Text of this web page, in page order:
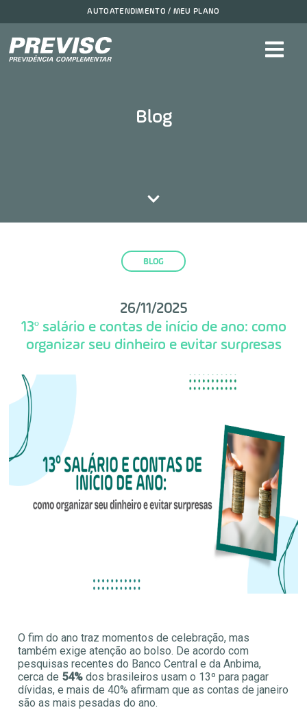
AUTOATENDIMENTO / MEU PLANO
Blog
BLOG
26/11/2025
13º salário e contas de início de ano: como
organizar seu dinheiro e evitar surpresas
O fim do ano traz momentos de celebração, mas
também exige atenção ao bolso. De acordo com
pesquisas recentes do Banco Central e da Anbima,
cerca de 54% dos brasileiros usam o 13º para pagar
dívidas, e mais de 40% afirmam que as contas de janeiro
são as mais pesadas do ano.